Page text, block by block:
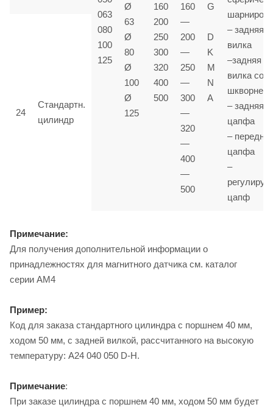
063
080
100
125
Ø
63
Ø
80
Ø
100
Ø
125
160
200
250
300
320
400
500
160
—
200
—
250
—
300
—
320
—
400
—
500
G
D
K
M
N
A
шарниром
– задняя
вилка
–задняя
вилка со
шкворнем
– задняя
цапфа
–
цапфа
–
цапф
24
Стандартн.
цилиндр
Примечание:
Для получения дополнительной информации о
принадлежностях для магнитного датчика см. каталог
серии AM4
Пример:
Код для заказа стандартного цилиндра с поршнем 40 мм,
ходом 50 мм, с задней вилкой, рассчитанного на высокую
температуру: A24 040 050 D-H.
Примечание:
При заказе цилиндра с поршнем 40 мм, ходом 50 мм будет